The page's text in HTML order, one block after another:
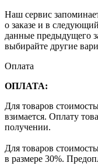
Наш сервис
о заказе и в
данные предыдущего
выбирайте другие
Оплата
ОПЛАТА:
Для товаров
взимается. Оплату
получении.
Для товаров
в размере 30%.